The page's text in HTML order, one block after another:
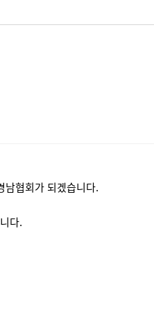
남협회가 되겠습니다.
다.